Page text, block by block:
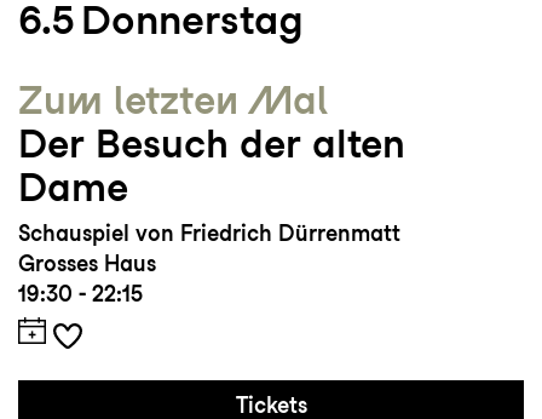
6.5 Donnerstag
Zum letzten Mal
Der Besuch der alten
Dame
Schauspiel von Friedrich Dürrenmatt
Grosses Haus
19:30 - 22:15
Tickets